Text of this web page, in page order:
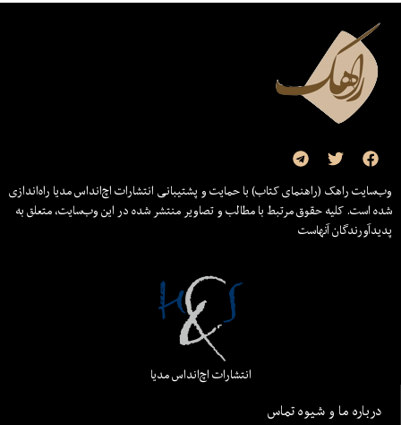
وب‌سایت راهک (راهنمای کتاب) با حمایت و پشتیبانی انتشارات اچ‌اند‌اس مدیا راه‌اندازی
شده است. کلیه حقوق مرتبط با مطالب و تصاویر منتشر شده در این وب‌سایت، متعلق به
پدیدآورندگان آنهاست
انتشارات اچ‌اند‌اس مدیا
درباره ما و شیوه تماس